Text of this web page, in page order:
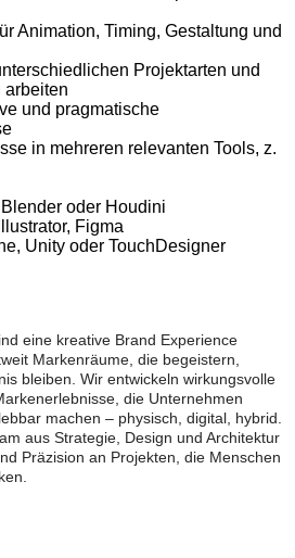
Animation, Timing, Gestaltung und
Projektarten und
arbeiten
und pragmatische
in mehreren relevanten Tools, z.
oder Houdini
Figma
Unity oder TouchDesigner
eine kreative Brand Experience
Markenräume, die begeistern,
bleiben. Wir entwickeln wirkungsvolle
die Unternehmen
machen – physisch, digital, hybrid.
aus Strategie, Design und Architektur
Präzision an Projekten, die Menschen